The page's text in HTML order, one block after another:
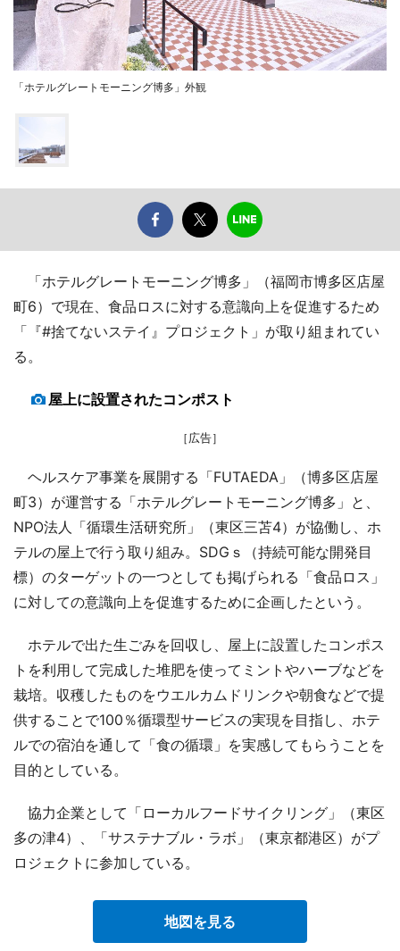
「ホテルグレートモーニング博多」外観
「ホテルグレートモーニング博多」（福岡市博多区店屋
町6）で現在、食品ロスに対する意識向上を促進するため
「『#捨てないステイ』プロジェクト」が取り組まれてい
る。
屋上に設置されたコンポスト
［広告］
ヘルスケア事業を展開する「FUTAEDA」（博多区店屋
町3）が運営する「ホテルグレートモーニング博多」と、
NPO法人「循環生活研究所」（東区三苫4）が協働し、ホ
テルの屋上で行う取り組み。SDGｓ（持続可能な開発目
標）のターゲットの一つとしても掲げられる「食品ロス」
に対しての意識向上を促進するために企画したという。
ホテルで出た生ごみを回収し、屋上に設置したコンポス
トを利用して完成した堆肥を使ってミントやハーブなどを
栽培。収穫したものをウエルカムドリンクや朝食などで提
供することで100％循環型サービスの実現を目指し、ホテ
ルでの宿泊を通して「食の循環」を実感してもらうことを
目的としている。
協力企業として「ローカルフードサイクリング」（東区
多の津4）、「サステナブル・ラボ」（東京都港区）がプ
ロジェクトに参加している。
地図を見る